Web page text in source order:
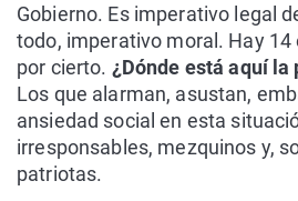
Gobierno. Es imperativo legal
todo, imperativo moral. Hay 14
por cierto. ¿Dónde está aquí
Los que alarman, asustan,
ansiedad social en esta
irresponsables, mezquinos y,
patriotas.